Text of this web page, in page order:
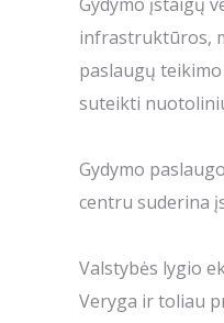
infrastruktūros,
paslaugų
suteikti
Gydymo
centru suderina
Valstybės lygio
Veryga ir toliau